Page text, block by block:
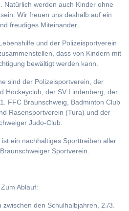
Natürlich werden auch Kinder ohne
Wir freuen uns deshalb auf ein
freudiges Miteinander.
und der Polizeisportverein
dass von Kindern mit
bewältigt werden kann.
sind der Polizeisportverein, der
Hockeyclub, der SV Lindenberg, der
FFC Braunschweig, Badminton Club
Rasensportverein (Tura) und der
Judo-Club.
ein nachhaltiges Sporttreiben aller
Sportverein.
Zum Ablauf:
zwischen den Schulhalbjahren, 2./3.